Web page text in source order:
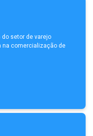
do setor de varejo
na comercialização de